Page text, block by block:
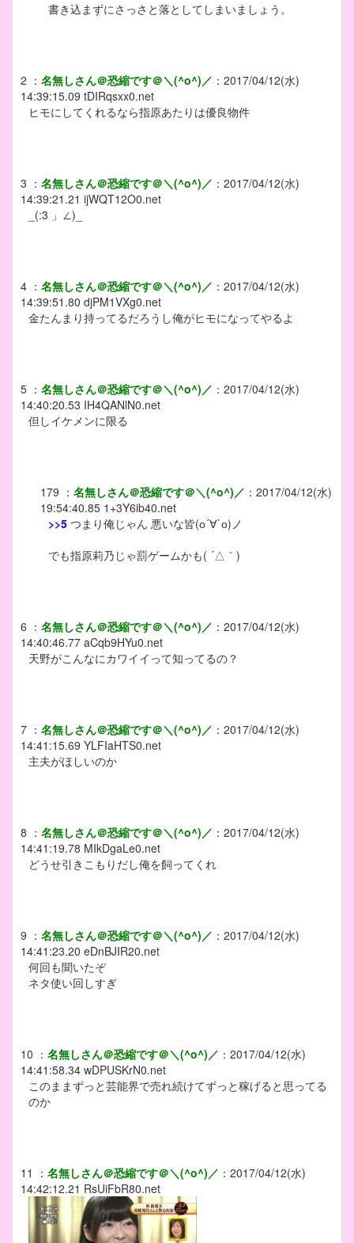
書き込まずにさっさと落としてしまいましょう。
2 ： 名無しさん＠恐縮です＠＼(^o^)／ ： 2017/04/12(水)
14:39:15.09 tDIRqsxx0.net
ヒモにしてくれるなら指原あたりは優良物件
3 ： 名無しさん＠恐縮です＠＼(^o^)／ ： 2017/04/12(水)
14:39:21.21 ijWQT12O0.net
_(:3 」∠)_
4 ： 名無しさん＠恐縮です＠＼(^o^)／ ： 2017/04/12(水)
14:39:51.80 djPM1VXg0.net
金たんまり持ってるだろうし俺がヒモになってやるよ
5 ： 名無しさん＠恐縮です＠＼(^o^)／ ： 2017/04/12(水)
14:40:20.53 IH4QANlN0.net
但しイケメンに限る
179 ： 名無しさん＠恐縮です＠＼(^o^)／ ： 2017/04/12(水)
19:54:40.85 1+3Y6ib40.net
>>5 つまり俺じゃん 悪いな皆(о´∀`о)ノ
でも指原莉乃じゃ罰ゲームかも( ´△｀)
6 ： 名無しさん＠恐縮です＠＼(^o^)／ ： 2017/04/12(水)
14:40:46.77 aCqb9HYu0.net
天野がこんなにカワイイって知ってるの？
7 ： 名無しさん＠恐縮です＠＼(^o^)／ ： 2017/04/12(水)
14:41:15.69 YLFIaHTS0.net
主夫がほしいのか
8 ： 名無しさん＠恐縮です＠＼(^o^)／ ： 2017/04/12(水)
14:41:19.78 MIkDgaLe0.net
どうせ引きこもりだし俺を飼ってくれ
9 ： 名無しさん＠恐縮です＠＼(^o^)／ ： 2017/04/12(水)
14:41:23.20 eDnBJIR20.net
何回も聞いたぞ
ネタ使い回しすぎ
10 ： 名無しさん＠恐縮です＠＼(^o^)／ ： 2017/04/12(水)
14:41:58.34 wDPUSKrN0.net
このままずっと芸能界で売れ続けてずっと稼げると思ってる
のか
11 ： 名無しさん＠恐縮です＠＼(^o^)／ ： 2017/04/12(水)
14:42:12.21 RsUiFbR80.net